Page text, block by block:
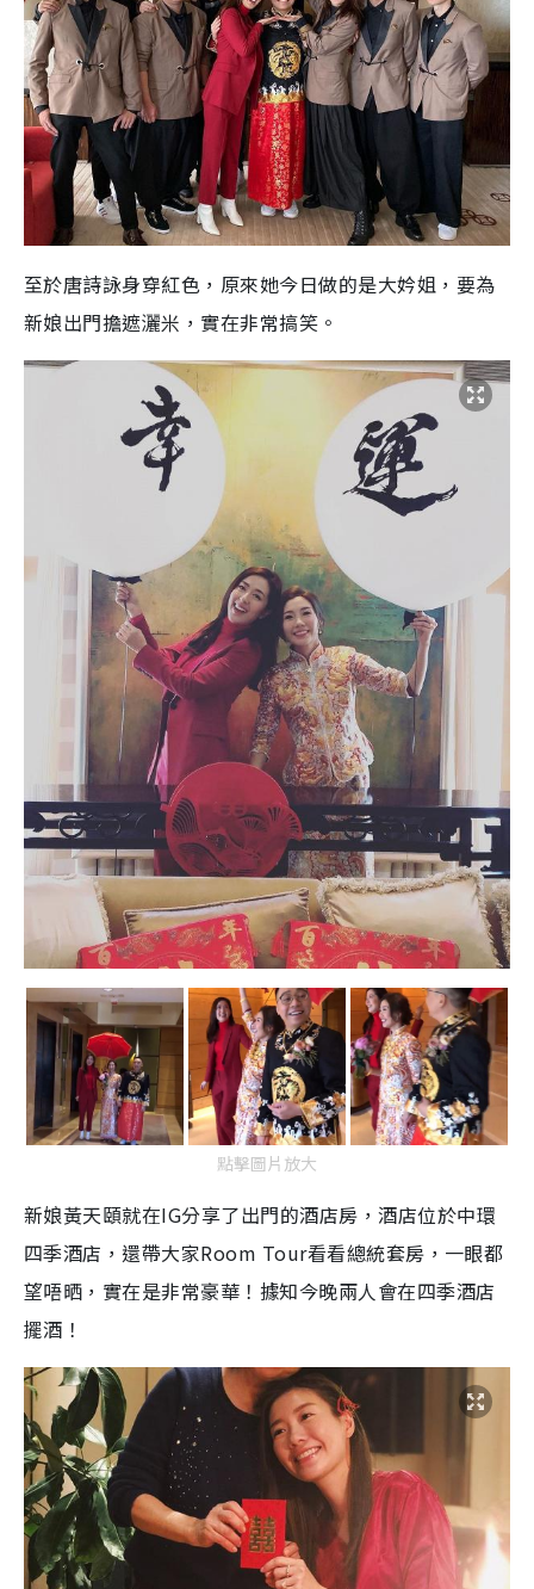
至於唐詩詠身穿紅色，原來她今日做的是大妗姐，要為
新娘出門擔遮灑米，實在非常搞笑。
點擊圖片放大
新娘黃天頤就在IG分享了出門的酒店房，酒店位於中環
四季酒店，還帶大家Room Tour看看總統套房 ，一眼都
望唔晒，實在是非常豪華！據知今晚兩人會在四季酒店
擺酒！